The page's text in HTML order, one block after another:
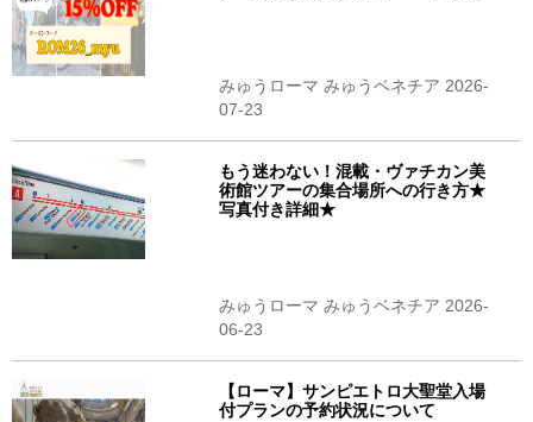
みゅうローマ みゅうベネチア 2026-
07-23
もう迷わない！混載・ヴァチカン美
術館ツアーの集合場所への行き方★
写真付き詳細★
みゅうローマ みゅうベネチア 2026-
06-23
【ローマ】サンピエトロ大聖堂入場
付プランの予約状況について